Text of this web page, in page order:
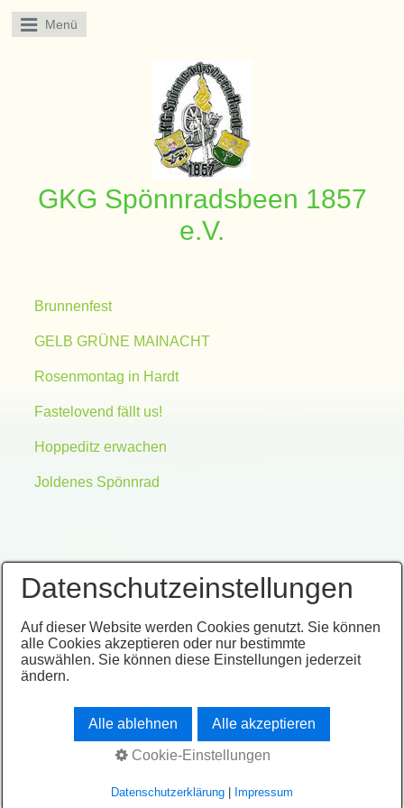
Menü
GKG Spönnradsbeen 1857
e.V.
Brunnenfest
GELB GRÜNE MAINACHT
Rosenmontag in Hardt
Fastelovend fällt us!
Hoppeditz erwachen
Joldenes Spönnrad
Impressum
Datenschutz
© 2026 Spönnradsbeen
Datenschutzeinstellungen
Auf dieser Website werden Cookies genutzt. Sie können
alle Cookies akzeptieren oder nur bestimmte
auswählen. Sie können diese Einstellungen jederzeit
ändern.
Alle ablehnen Alle akzeptieren
Cookie-Einstellungen
Datenschutzerklärung| Impressum